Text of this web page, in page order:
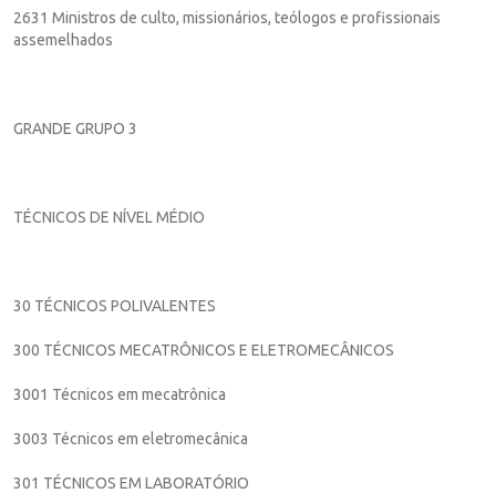
2631 Ministros de culto, missionários, teólogos e profissionais
assemelhados
GRANDE GRUPO 3
TÉCNICOS DE NÍVEL MÉDIO
30 TÉCNICOS POLIVALENTES
300 TÉCNICOS MECATRÔNICOS E ELETROMECÂNICOS
3001 Técnicos em mecatrônica
3003 Técnicos em eletromecânica
301 TÉCNICOS EM LABORATÓRIO